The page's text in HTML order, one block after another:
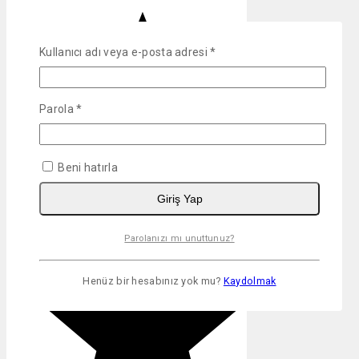
Kullanıcı adı veya e-posta adresi*
Parola*
Beni hatırla
Giriş Yap
Parolanızı mı unuttunuz?
Henüz bir hesabınız yok mu? Kaydolmak